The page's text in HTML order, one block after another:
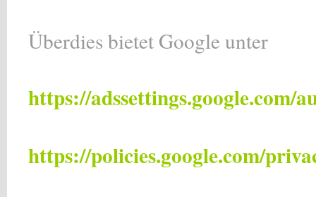
Überdies bietet Google unter
https://adssettings.google.com/
https://policies.google.com/